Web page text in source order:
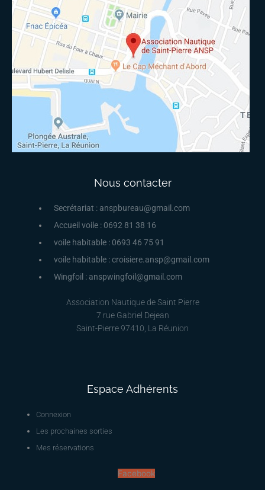
Nous contacter
Secrétariat : anspbureau@gmail.com
Accueil voile : 0692 81 38 16
voile habitable : 0693 46 75 91
voile habitable : croisiere.ansp@gmail.com
Wingfoil : anspwingfoil@gmail.com
Association Nautique de Saint Pierre
7 rue Gabriel Dejean
Saint-Pierre 97410, La Réunion
Espace Adhérents
Connexion
Les prochaines sorties
Mes réservations
Facebook